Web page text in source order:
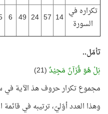
تكراره في
السورة
14
57
24
49
6
تأمّل..
بَلْ هُوَ قُرْآنٌ مَجِيْدٌ(21)
مجموع تكرار حروف هذ الآية في
وهذا العدد أوّليّ، ترتيبه في قائمة